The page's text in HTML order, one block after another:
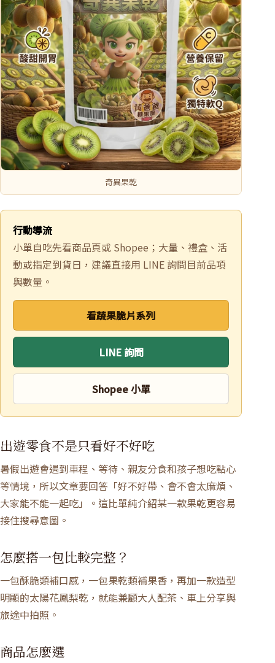
奇異果乾
行動導流
小單自吃先看商品頁或 Shopee；大量、禮盒、活
動或指定到貨日，建議直接用 LINE 詢問目前品項
與數量。
看蔬果脆片系列
LINE 詢問
Shopee 小單
出遊零食不是只看好不好吃
暑假出遊會遇到車程、等待、親友分食和孩子想吃點心
等情境，所以文章要回答「好不好帶、會不會太麻煩、
大家能不能一起吃」。這比單純介紹某一款果乾更容易
接住搜尋意圖。
怎麼搭一包比較完整？
一包酥脆類補口感，一包果乾類補果香，再加一款造型
明顯的太陽花鳳梨乾，就能兼顧大人配茶、車上分享與
旅途中拍照。
商品怎麼選